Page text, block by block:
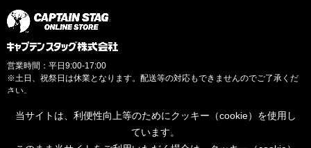
営業時間：平日9:00-17:00
※土日、祝祭日は休業となります。配送等の対応もできませんのでご了承くだ
さい。
当サイトは、利便性向上等のためにクッキー（cookie）を使用し
ています。